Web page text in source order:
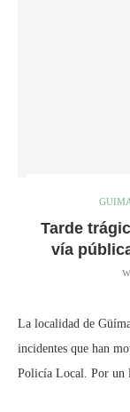
Tarde
vía
La localidad de
incidentes que han
Policía Local. Por